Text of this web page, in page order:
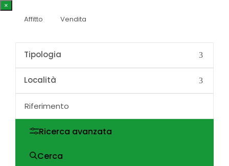
×
Affitto Vendita
Ricerca avanzata
Cerca